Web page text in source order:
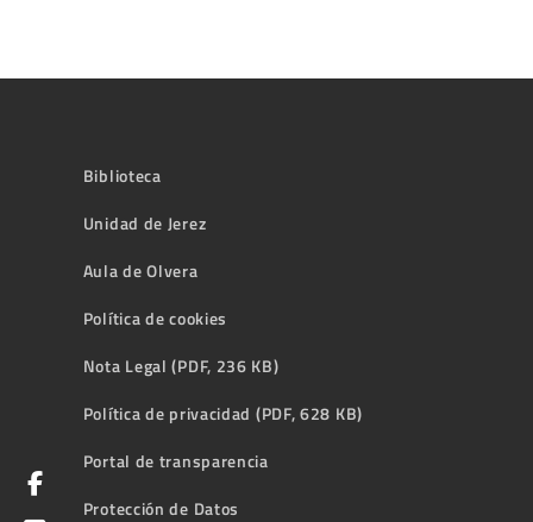
Biblioteca
Unidad de Jerez
Aula de Olvera
Política de cookies
Nota Legal (PDF, 236 KB)
Política de privacidad (PDF, 628 KB)
Portal de transparencia
Protección de Datos